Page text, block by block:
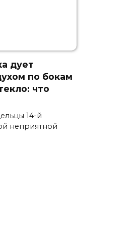
дует
по бокам
что
14-й
неприятной